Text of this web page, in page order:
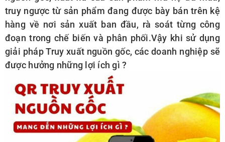
truy ngược từ sản phẩm đang được bày bán trên kệ
hàng về nơi sản xuất ban đầu, rà soát từng công
đoạn trong chế biến và phân phối.Vậy khi sử dụng
giải pháp Truy xuất nguồn gốc, các doanh nghiệp sẽ
được hưởng những lợi ích gì ?